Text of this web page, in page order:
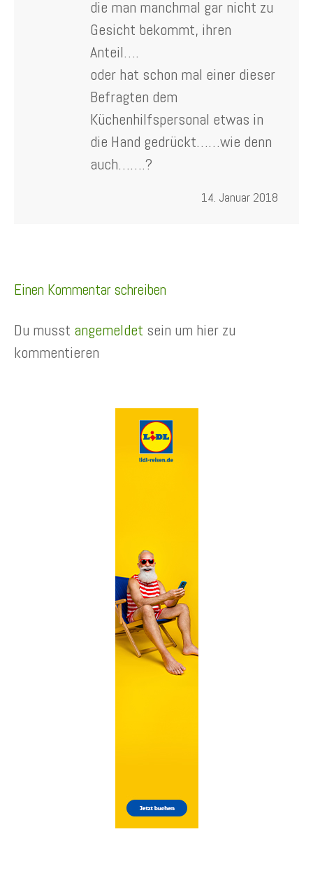
die man manchmal gar nicht zu
Gesicht bekommt, ihren
Anteil….
oder hat schon mal einer dieser
Befragten dem
Küchenhilfspersonal etwas in
die Hand gedrückt……wie denn
auch…….?
14. Januar 2018
Einen Kommentar schreiben
Du musst angemeldet sein um hier zu
kommentieren